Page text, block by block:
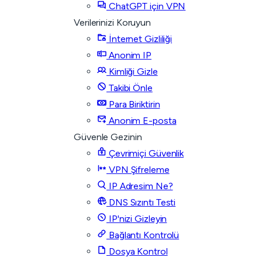
ChatGPT için VPN
Verilerinizi Koruyun
İnternet Gizliliği
Anonim IP
Kimliği Gizle
Takibi Önle
Para Biriktirin
Anonim E-posta
Güvenle Gezinin
Çevrimiçi Güvenlik
VPN Şifreleme
IP Adresim Ne?
DNS Sızıntı Testi
IP'nizi Gizleyin
Bağlantı Kontrolü
Dosya Kontrol